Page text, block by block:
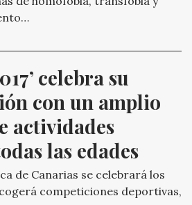
celebra su
con un amplio
actividades
las edades
de Canarias se celebrará los
competiciones deportivas,